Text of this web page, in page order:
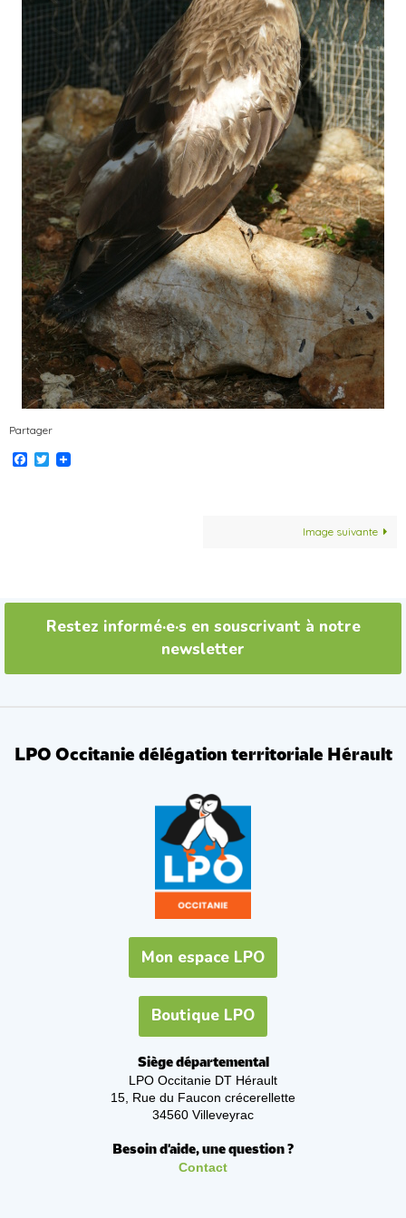
Partager
Facebook
Twitter
Image suivante
Restez informé·e·s en souscrivant à notre
newsletter
LPO Occitanie délégation territoriale Hérault
Mon espace LPO
Boutique LPO
Siège départemental
LPO Occitanie DT Hérault
15, Rue du Faucon crécerellette
34560 Villeveyrac
Besoin d'aide, une question ?
Contact